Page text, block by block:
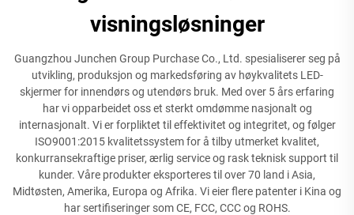
visningsløsninger
Guangzhou Junchen Group Purchase Co., Ltd. spesialiserer seg på
utvikling, produksjon og markedsføring av høykvalitets LED-
skjermer for innendørs og utendørs bruk. Med over 5 års erfaring
har vi opparbeidet oss et sterkt omdømme nasjonalt og
internasjonalt. Vi er forpliktet til effektivitet og integritet, og følger
ISO9001:2015 kvalitetssystem for å tilby utmerket kvalitet,
konkurransekraftige priser, ærlig service og rask teknisk support til
kunder. Våre produkter eksporteres til over 70 land i Asia,
Midtøsten, Amerika, Europa og Afrika. Vi eier flere patenter i Kina og
har sertifiseringer som CE, FCC, CCC og ROHS.